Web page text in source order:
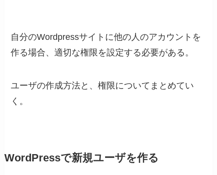
自分のWordpressサイトに他の人のアカウントを
作る場合、適切な権限を設定する必要がある。
ユーザの作成方法と、権限についてまとめてい
く。
WordPressで新規ユーザを作る